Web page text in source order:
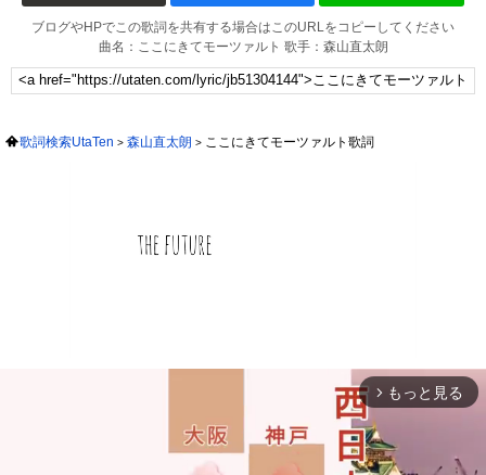
ブログやHPでこの歌詞を共有する場合はこのURLをコピーしてください
曲名：ここにきてモーツァルト 歌手：森山直太朗
歌詞検索UtaTen 森山直太朗 ここにきてモーツァルト歌詞
arrow_forward_ios もっと見る